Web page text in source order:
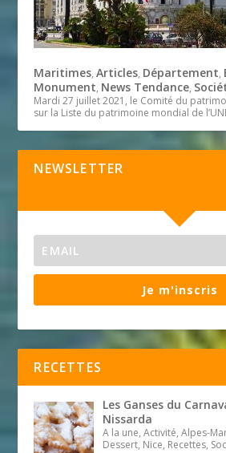
Maritimes,Articles, Département,
Monument, News Tendance,
Mardi 27 juillet 2021, le Comité du
sur la Liste du patrimoine mondial de
NEWSLETTER
Je m'inscris
RECETTES
Les Ganses du
Nissarda
A la une, Activité, Alpes-
Dessert, Nice, Recettes,